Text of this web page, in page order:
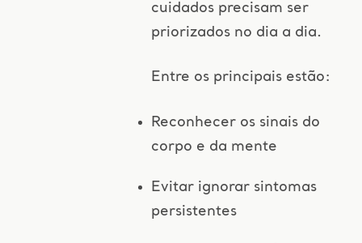
cuidados precisam ser
priorizados no dia a dia.
Entre os principais estão:
Reconhecer os sinais do
corpo e da mente
Evitar ignorar sintomas
persistentes